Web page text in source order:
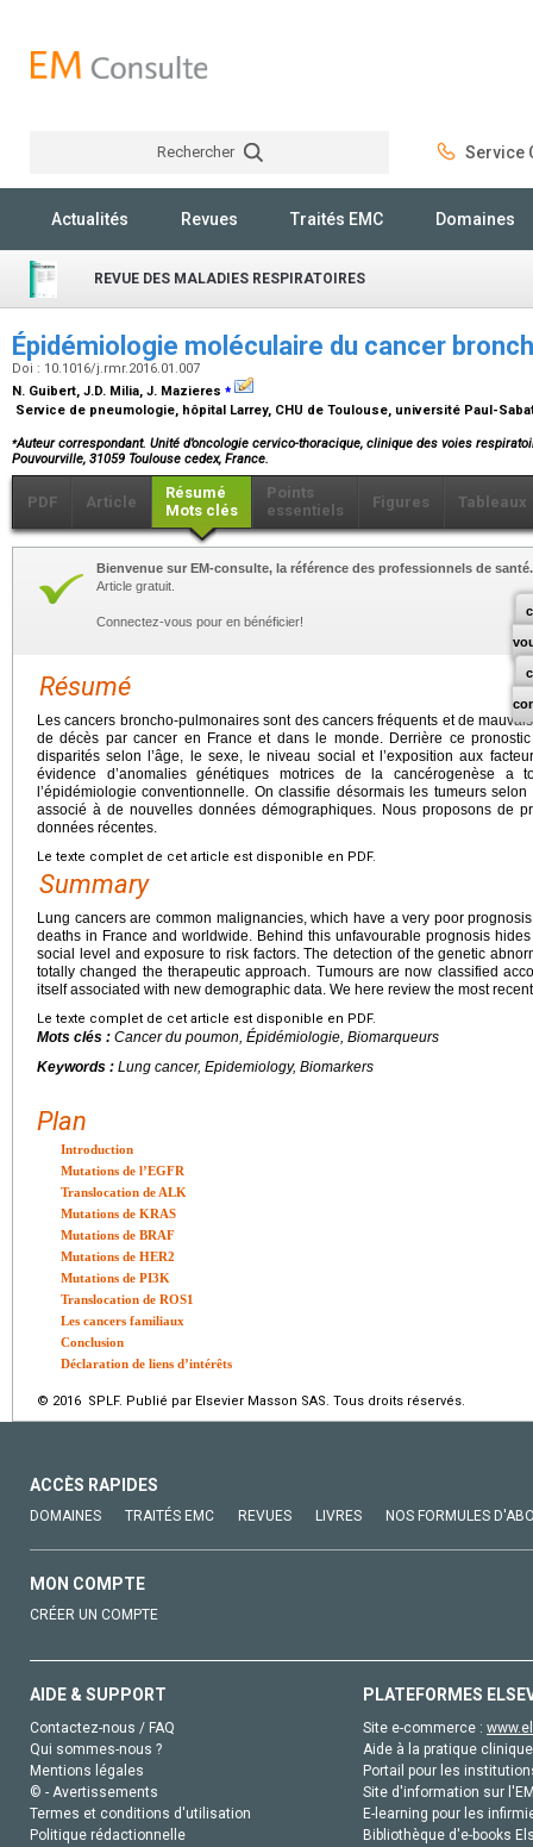
Rechercher Service
Actualités Revues Traités EMC Domaines
REVUE DES MALADIES RESPIRATOIRES
Épidémiologie moléculaire du cancer
Doi : 10.1016/j.rmr.2016.01.007
N. Guibert, J.D. Milia, J. Mazieres ⁎
Service de pneumologie, hôpital Larrey, CHU de Toulouse, université Paul-
⁎Auteur correspondant. Unité d’oncologie cervico-thoracique, clinique des voies
Pouvourville, 31059 Toulouse cedex, France.
PDF Article
Résumé
Mots clés
Points
essentiels
Figures Tableaux
Bienvenue sur EM-consulte, la référence des professionnels de santé.
Article gratuit.
Connectez-vous pour en bénéficier!
Résumé
Les cancers broncho-pulmonaires sont des cancers fréquents et de
de décès par cancer en France et dans le monde. Derrière ce
disparités selon l’âge, le sexe, le niveau social et l’exposition aux
évidence d’anomalies génétiques motrices de la cancérogenèse a
l’épidémiologie conventionnelle. On classifie désormais les tumeurs
associé à de nouvelles données démographiques. Nous proposons de
données récentes.
Le texte complet de cet article est disponible en PDF.
Summary
Lung cancers are common malignancies, which have a very poor
deaths in France and worldwide. Behind this unfavourable prognosis
social level and exposure to risk factors. The detection of the genetic
totally changed the therapeutic approach. Tumours are now classified
itself associated with new demographic data. We here review the most
Le texte complet de cet article est disponible en PDF.
Mots clés : Cancer du poumon, Épidémiologie, Biomarqueurs
Keywords : Lung cancer, Epidemiology, Biomarkers
Plan
Introduction
Mutations de l’EGFR
Translocation de ALK
Mutations de KRAS
Mutations de BRAF
Mutations de HER2
Mutations de PI3K
Translocation de ROS1
Les cancers familiaux
Conclusion
Déclaration de liens d’intérêts
© 2016 SPLF. Publié par Elsevier Masson SAS. Tous droits réservés.
ACCÈS RAPIDES
DOMAINES TRAITÉS EMC REVUES LIVRES NOS FORMULES
MON COMPTE
CRÉER UN COMPTE
AIDE & SUPPORT
Contactez-nous / FAQ
Qui sommes-nous ?
Mentions légales
© - Avertissements
Termes et conditions d'utilisation
Politique rédactionnelle
PLATEFORMES
Site e-commerce :
Aide à la pratique
Portail pour les
Site d'information sur
E-learning pour les
Bibliothèque d'e-books